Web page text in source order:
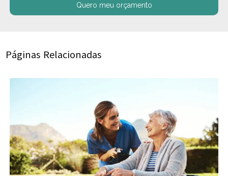
Quero meu orçamento
Páginas Relacionadas